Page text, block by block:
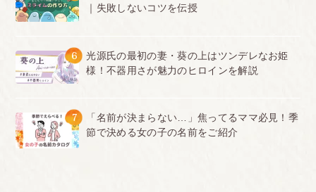
｜失敗しないコツを伝授
6
光源氏の最初の妻・葵の上はツンデレなお姫
様！不器用さが魅力のヒロインを解説
7
「名前が決まらない…」焦ってるママ必見！季
節で決める女の子の名前をご紹介